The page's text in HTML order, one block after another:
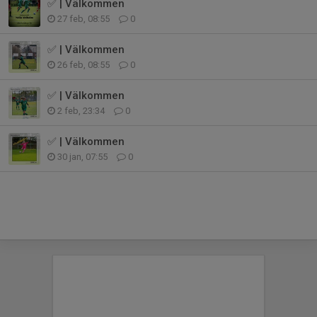
✅ | Välkommen
27 feb, 08:55 0
✅ | Välkommen
26 feb, 08:55 0
✅ | Välkommen
2 feb, 23:34 0
✅ | Välkommen
30 jan, 07:55 0